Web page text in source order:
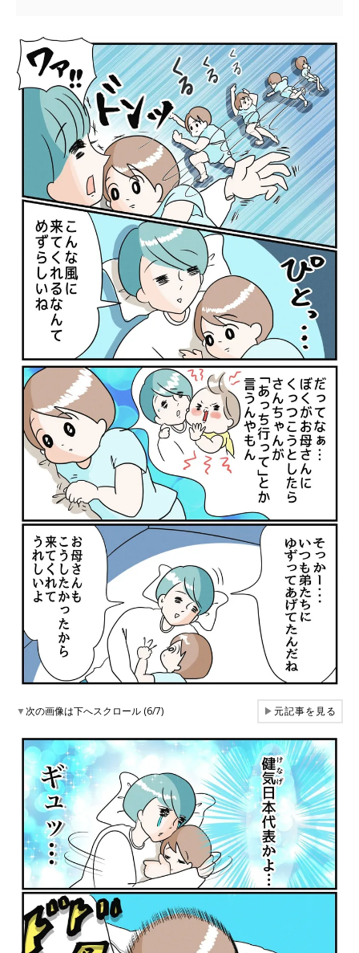
▼次の画像は下へスクロール (6/7) ▶元記事を見る